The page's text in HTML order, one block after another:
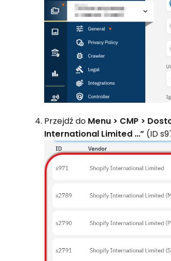
Przejdź do Menu > CMP >
International Limited …” (ID